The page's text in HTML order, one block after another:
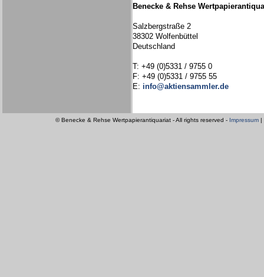
Benecke & Rehse
Salzbergstraße 2
38302 Wolfenbüttel
Deutschland
T: +49 (0)5331 / 9755 0
F: +49 (0)5331 / 9755 55
E: info@aktiensammler.de
© Benecke & Rehse Wertpapierantiquariat - All rights reserved - Impressum |